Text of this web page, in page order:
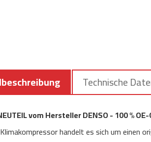
Technische
vom Hersteller DENSO - 100 %
handelt es sich um einen